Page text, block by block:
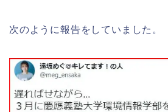
次のように報告をしていました。